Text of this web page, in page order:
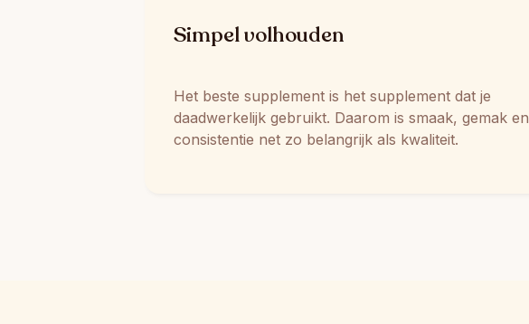
Simpel volhouden
Het beste supplement is het supplement dat je
daadwerkelijk gebruikt. Daarom is smaak, gemak en
consistentie net zo belangrijk als kwaliteit.